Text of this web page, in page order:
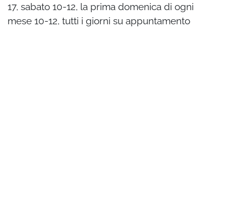
17, sabato 10-12, la prima domenica di ogni
mese 10-12, tutti i giorni su appuntamento